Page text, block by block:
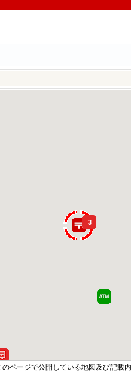
3
のページで公開している地図及び記載